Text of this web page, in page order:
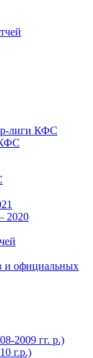
лиги КФС
2020
и официальных
2009 гг. р.)
г.р.)